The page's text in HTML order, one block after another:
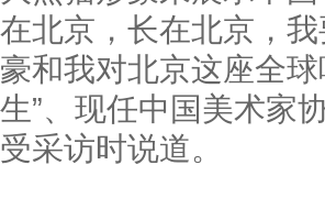
在北京，长在北京，
豪和我对北京这座全球
生”、现任中国美术家
受采访时说道。